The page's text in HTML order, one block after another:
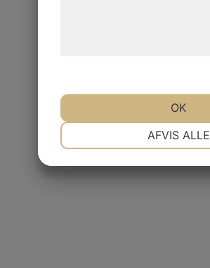
AFVIS ALLE
OK